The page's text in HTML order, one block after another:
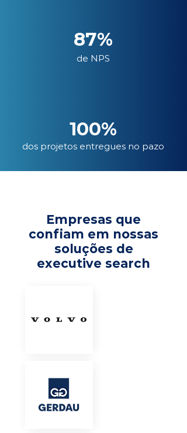
87%
de NPS
100%
dos projetos entregues no pazo
Empresas que
confiam em nossas
soluções de
executive search